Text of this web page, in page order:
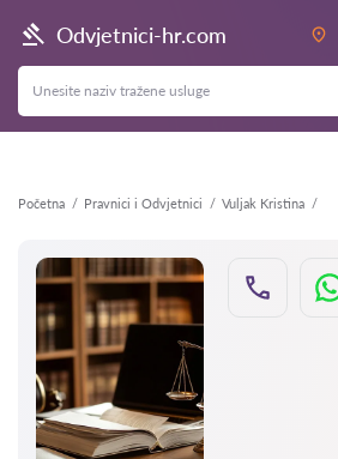
Odvjetnici-hr.com
Početna Pravnici i Odvjetnici Vuljak Kristina
Natrag